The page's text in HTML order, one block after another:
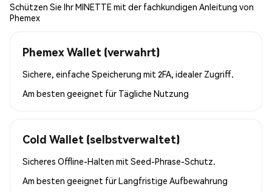
Schützen Sie Ihr MINETTE mit der fachkundigen Anleitung von
Phemex
Phemex Wallet (verwahrt)
Sichere, einfache Speicherung mit 2FA, idealer Zugriff.
Am besten geeignet für Tägliche Nutzung
Cold Wallet (selbstverwaltet)
Sicheres Offline-Halten mit Seed-Phrase-Schutz.
Am besten geeignet fürLangfristige Aufbewahrung